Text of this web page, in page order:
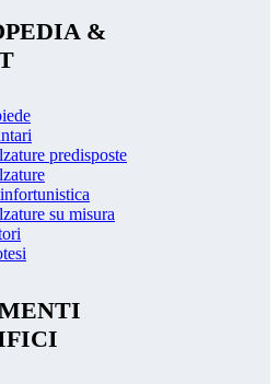
&
predisposte
su misura